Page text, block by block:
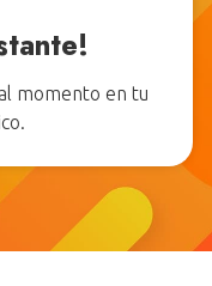
momento en tu